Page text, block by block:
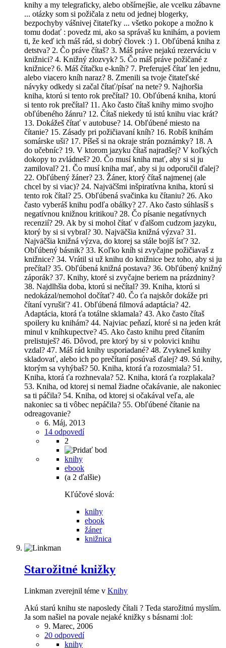
knihy a my telegraficky, alebo obšírnejšie, ale vcelku zábavne
... otázky som si požičala z netu od jednej blogerky,
bezpochyby vášnivej čitateľky ... všetko pokope a možno k
tomu dodať : povedz mi, ako sa správaš ku knihám, a poviem
ti, že keď ich máš rád, si dobrý človek :) 1. Obľúbená kniha z
detstva? 2. Čo práve čítaš? 3. Máš práve nejakú rezerváciu v
knižnici? 4. Knižný zlozvyk? 5. Čo máš práve požičané z
knižnice? 6. Máš čítačku e-kníh? 7. Preferuješ čítať len jednu,
alebo viacero kníh naraz? 8. Zmenili sa tvoje čitateľské
návyky odkedy si začal čítať/písať na nete? 9. Najhoršia
kniha, ktorú si tento rok prečítal? 10. Obľúbená kniha, ktorú
si tento rok prečítal? 11. Ako často čítaš knihy mimo svojho
obľúbeného žánru? 12. Čítaš niekedy tú istú knihu viac krát?
13. Dokážeš čítať v autobuse? 14. Obľúbené miesto na
čítanie? 15. Zásady pri požičiavaní kníh? 16. Robíš knihám
somárske uši? 17. Píšeš si na okraje strán poznámky? 18. A
do učebníc? 19. V ktorom jazyku čítaš najradšej? V koľkých
dokopy to zvládneš? 20. Čo musí kniha mať, aby si si ju
zamiloval? 21. Čo musí kniha mať, aby si ju odporučil ďalej?
22. Obľúbený žáner? 23. Žáner, ktorý čítaš najmenej (ale
chcel by si viac)? 24. Najväčšmi inšpiratívna kniha, ktorú si
tento rok čítal? 25. Obľúbená svačinka ku čítaniu? 26. Ako
často vyberáš knihu podľa obálky? 27. Ako často súhlasíš s
negatívnou knižnou kritikou? 28. Čo písanie negatívnych
recenzií? 29. Ak by si mohol čítať v ďalšom cudzom jazyku,
ktorý by si si vybral? 30. Najväčšia knižná výzva? 31.
Najväčšia knižná výzva, do ktorej sa stále bojíš ísť? 32.
Obľúbený básnik? 33. Koľko kníh si zvyčajne požičiavaš z
knižnice? 34. Vrátil si už knihu do knižnice bez toho, aby si ju
prečítal? 35. Obľúbená knižná postava? 36. Obľúbený knižný
záporák? 37. Knihy, ktoré si zvyčajne beriem na prázdniny?
38. Najdlhšia doba, ktorú si nečítal? 39. Kniha, ktorú si
nedokázal/nemohol dočítať? 40. Čo ťa najskôr dokáže pri
čítaní vyrušiť? 41. Obľúbená filmová adaptácia? 42.
Adaptácia, ktorá ťa totálne sklamala? 43. Ako často čítaš
spoilery ku knihám? 44. Najviac peňazí, ktoré si na jeden krát
minul v kníhkupectve? 45. Ako často knihu pred čítaním
prelistuješ? 46. Dôvod, pre ktorý by si v polovici knihu
vzdal? 47. Máš rád knihy usporiadané? 48. Zvykneš knihy
skladovať, alebo ich po prečítaní posúvaš ďalej? 49. Sú knihy,
ktorým sa vyhýbaš? 50. Kniha, ktorá ťa rozosmiala? 51.
Kniha, ktorá ťa rozhnevala? 52. Kniha, ktorá ťa rozplakala?
53. Kniha, od ktorej si nemal žiadne očakávanie, ale nakoniec
sa ti páčila? 54. Kniha, od ktorej si očakával veľa, ale
nakoniec sa ti vôbec nepáčila? 55. Obľúbené čítanie na
odreagovanie?
6. Máj, 2013
14 odpovedí
2
knihy
ebook
(a 2 ďalšie)
Kľúčové slová:
knihy
ebook
žáner
knižnica
Starožitné knižky
Linkman zverejnil téme v Knihy
Akú starú knihu ste naposledy čítali ? Teda starožitnú myslím.
Ja som našiel na povale nejaké knižky s básnami :lol:
9. Marec, 2006
20 odpovedí
knihy